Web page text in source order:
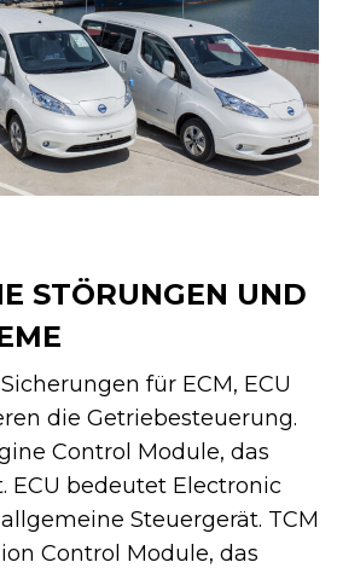
STÖRUNGEN UND
für ECM, ECU
die Getriebesteuerung.
Control Module, das
ECU bedeutet Electronic
Steuergerät. TCM
Control Module, das